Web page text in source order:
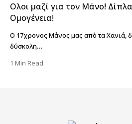
Ολοι μαζί για τον Μάνο!
Ομογένεια!
Ο 17χρονος Μάνος μας από τα Χανιά,
δύσκολη…
1 Min Read